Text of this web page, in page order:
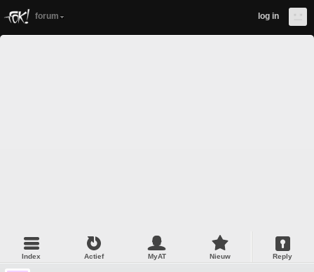
forum log in
Index Actief MyAT Nieuw Reply